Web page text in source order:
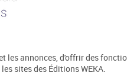
les annonces, d'offrir des
sites des Éditions WEKA.